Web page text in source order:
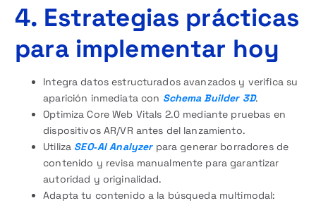
4. Estrategias prácticas
para implementar hoy
Integra datos estructurados avanzados y verifica su
aparición inmediata con Schema Builder 3D.
Optimiza Core Web Vitals 2.0 mediante pruebas en
dispositivos AR/VR antes del lanzamiento.
Utiliza SEO‑AI Analyzerpara generar borradores de
contenido y revisa manualmente para garantizar
autoridad y originalidad.
Adapta tu contenido a la búsqueda multimodal: